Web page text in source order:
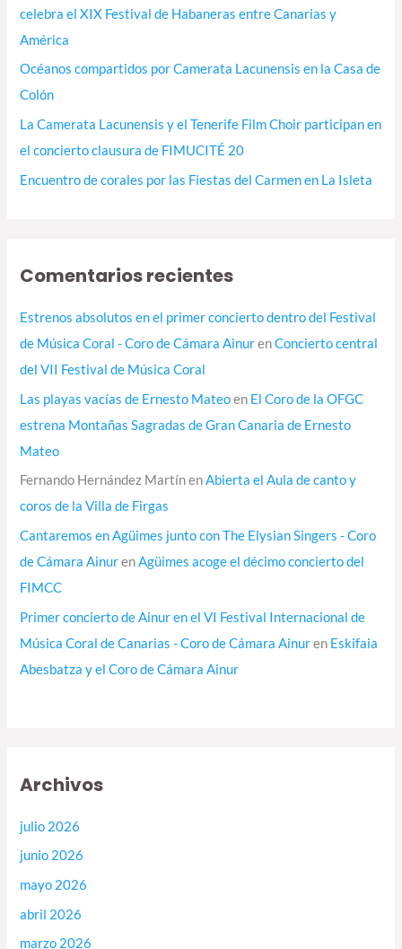
celebra el XIX Festival de Habaneras entre Canarias y
América
Océanos compartidos por Camerata Lacunensis en la Casa de
Colón
La Camerata Lacunensis y el Tenerife Film Choir participan en
el concierto clausura de FIMUCITÉ 20
Encuentro de corales por las Fiestas del Carmen en La Isleta
Comentarios recientes
Estrenos absolutos en el primer concierto dentro del Festival
de Música Coral - Coro de Cámara AinurenConcierto central
del VII Festival de Música Coral
Las playas vacías de Ernesto Mateoen El Coro de la OFGC
estrena Montañas Sagradas de Gran Canaria de Ernesto
Mateo
Fernando Hernández MartínenAbierta el Aula de canto y
coros de la Villa de Firgas
Cantaremos en Agüimes junto con The Elysian Singers - Coro
de Cámara AinurenAgüimes acoge el décimo concierto del
FIMCC
Primer concierto de Ainur en el VI Festival Internacional de
Música Coral de Canarias - Coro de Cámara Ainuren Eskifaia
Abesbatza y el Coro de Cámara Ainur
Archivos
julio 2026
junio 2026
mayo 2026
abril 2026
marzo 2026